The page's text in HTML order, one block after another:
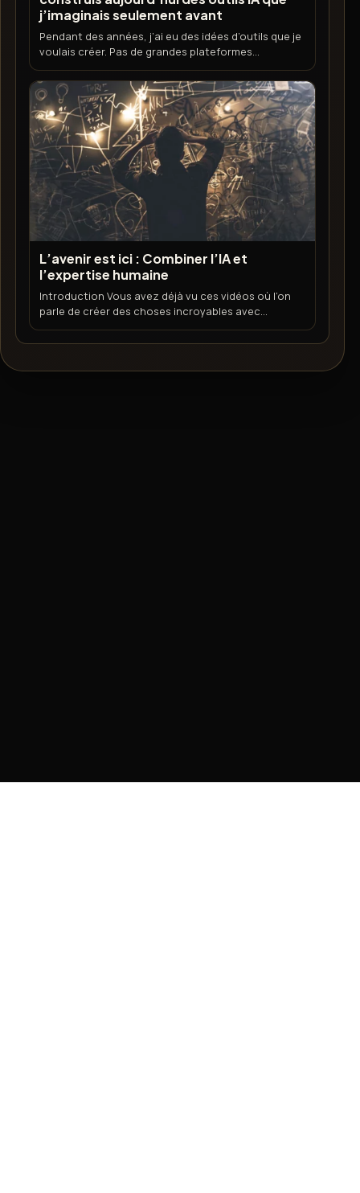
j’imaginais seulement avant
Pendant des années, j’ai eu des idées d’outils que je
voulais créer. Pas de grandes plateformes...
L’avenir est ici : Combiner l’IA et
l’expertise humaine
Introduction Vous avez déjà vu ces vidéos où l’on
parle de créer des choses incroyables avec...